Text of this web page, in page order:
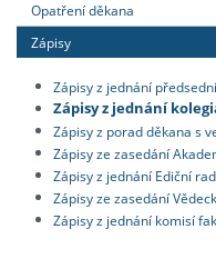
Opatření děkana
Zápisy
Zápisy z jednání
Zápisy z jednání
Zápisy z porad děkana s
Zápisy ze zasedání
Zápisy z jednání Ediční
Zápisy ze zasedání
Zápisy z jednání komisí